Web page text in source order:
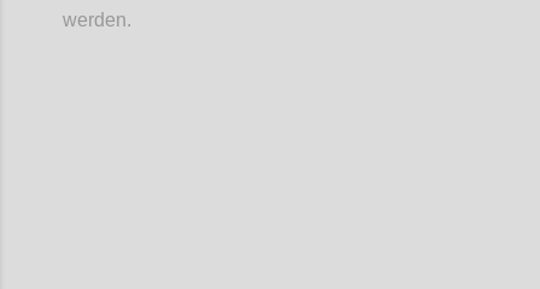
werden.